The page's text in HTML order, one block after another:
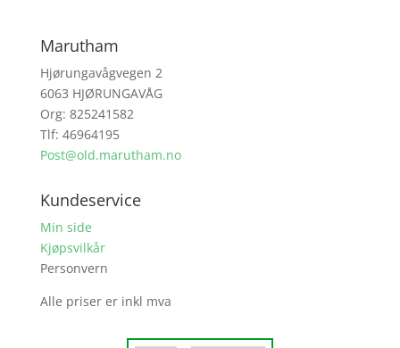
Marutham
Hjørungavågvegen 2
6063 HJØRUNGAVÅG
Org: 825241582
Tlf: 46964195
Post@old.marutham.no
Kundeservice
Min side
Kjøpsvilkår
Personvern
Alle priser er inkl mva